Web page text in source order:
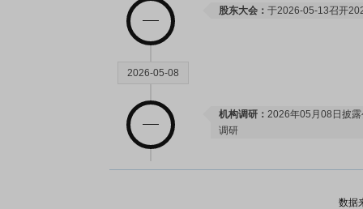
股东大会： 于2026-05-13召开
2026-05-08
机构调研： 2026年05月08日披
调研
数据